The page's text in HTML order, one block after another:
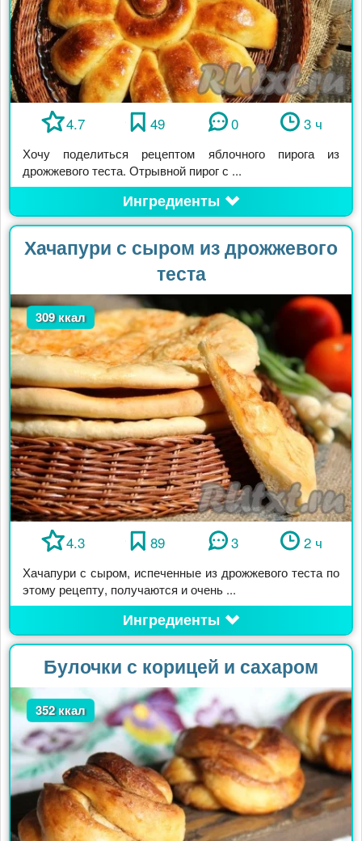
4.7 49 0 3 ч
Хочу поделиться рецептом яблочного пирога из
дрожжевого теста. Отрывной пирог с ...
Ингредиенты
Хачапури с сыром из дрожжевого
теста
309 ккал
4.3 89 3 2 ч
Хачапури с сыром, испеченные из дрожжевого теста по
этому рецепту, получаются и очень ...
Ингредиенты
Булочки с корицей и сахаром
352 ккал